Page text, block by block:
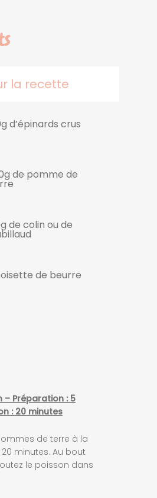
la recette
d’épinards crus
de pomme de
de colin ou de
de beurre
– Préparation : 5
: 20 minutes
de terre à la
minutes. Au bout
le poisson dans